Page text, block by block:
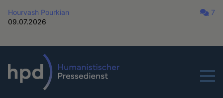
Hourvash Pourkian
09.07.2026
7
Menu